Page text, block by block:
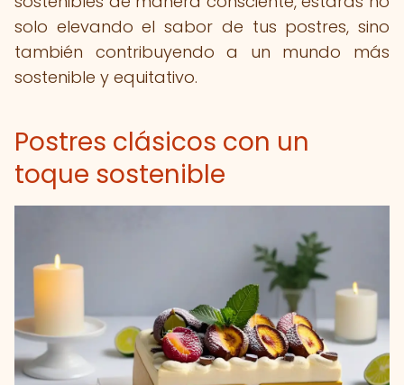
solo elevando el sabor de tus postres, sino
también contribuyendo a un mundo más
sostenible y equitativo.
Postres clásicos con un
toque sostenible